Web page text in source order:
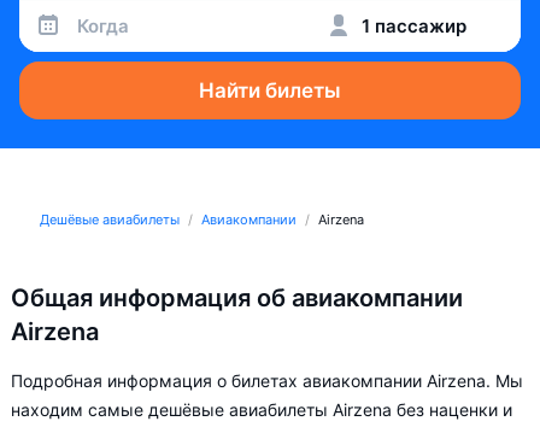
Когда 1 пассажир
Найти билеты
Дешёвые авиабилеты Авиакомпании Airzena
Общая информация об авиакомпании
Airzena
Подробная информация о билетах авиакомпании Airzena. Мы
находим самые дешёвые авиабилеты Airzena без наценки и